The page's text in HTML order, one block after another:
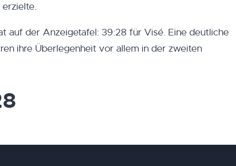
auf der Anzeigetafel: 39:28 für Visé. Eine deutliche
ihre Überlegenheit vor allem in der zweiten